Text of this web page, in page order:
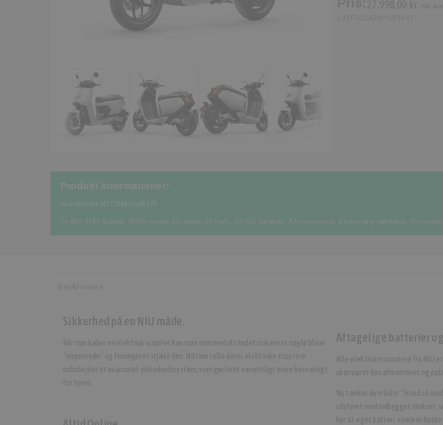
Produkt informationer:
Varenummer: MGT2X4831GREY70
2x 48V 31Ah Batteri, 3000w motor, 5G ready, 70 km/t. ,A1-MC kørekort ,A1-motorcykel , Ekstra lang rækkevid , El-scooter,
Sikkerhed på en NIU måde.
Når man køber en elektrisk scooter, kan man som med alt andet risikere at nogle bliver
“inspirerede” og forsøger at stjæle den. NIU har i alle deres elektriske scootere
indarbejdet et avanceret sikkerhedssystem, som gør livet væsentligt mere besværligt
for tyven.
Aftagelige batterier og
Alle elektriske scootere fra NIU
ubesværet kan afmonteres og
Nu tænker du måske: “Hvad så
udstyret med indbygget simkort,
har sit eget batteri, som kan